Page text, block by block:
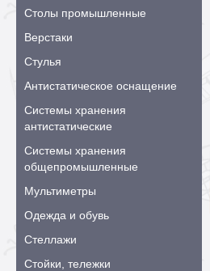
Столы промышленные
Верстаки
Стулья
Антистатическое оснащение
Системы хранения
антистатические
Системы хранения
общепромышленные
Мультиметры
Одежда и обувь
Стеллажи
Стойки, тележки